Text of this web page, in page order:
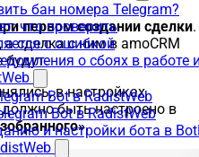
бан номера Telegram?
что проверить
с ошибкой
о сбоях в работе
Bot в RadistWeb
Bot в RadistWeb
и настройки бота в
первом создании сделки.
сделка с ним в amoCRM
будут.
в настройках
должно быть настроено в
.